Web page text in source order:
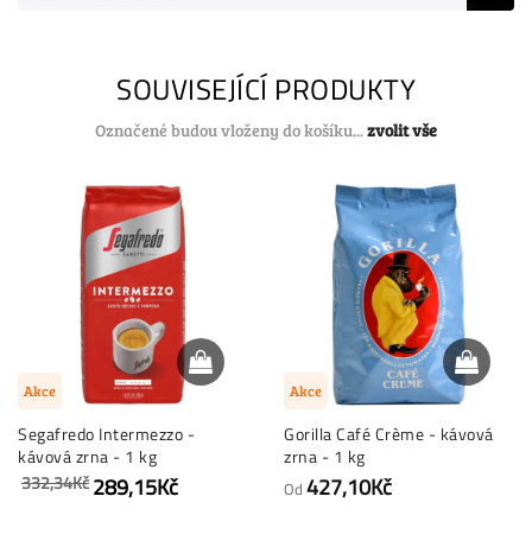
SOUVISEJÍCÍ PRODUKTY
Označené budou vloženy do košíku...zvolit vše
Akce
Segafredo Intermezzo -
kávová zrna - 1 kg
332,34Kč289,15Kč
Akce
Gorilla Café Crème - kávová
zrna - 1 kg
Od 427,10Kč